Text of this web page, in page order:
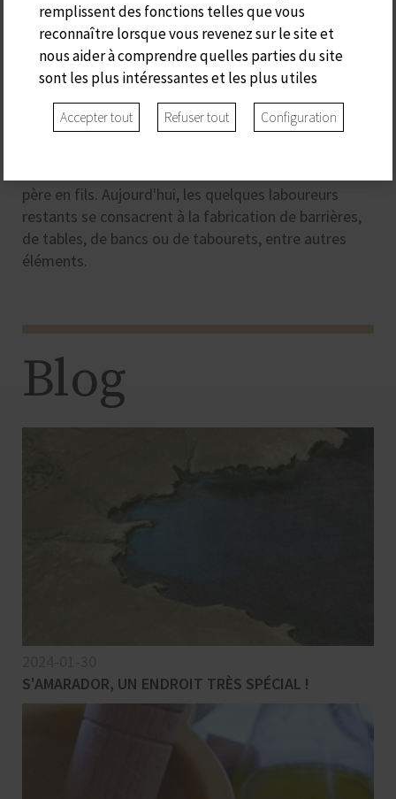
S'ARADER
Ca s'Arader doit son nom aux artisans menuisiers de
Minorque, qui utilisaient le bois d'olivier sauvage
indigène pour fabriquer toutes sortes d'outils pour la
père en fils. Aujourd'hui, les quelques laboureurs
restants se consacrent à la fabrication de barrières,
de tables, de bancs ou de tabourets, entre autres
éléments.
Blog
S'AMARADOR, UN ENDROIT TRÈS SPÉCIAL !
remplissent des fonctions telles que vous
reconnaître lorsque vous revenez sur le site et
nous aider à comprendre quelles parties du site
sont les plus intéressantes et les plus utiles
Accepter tout Refuser tout Configuration